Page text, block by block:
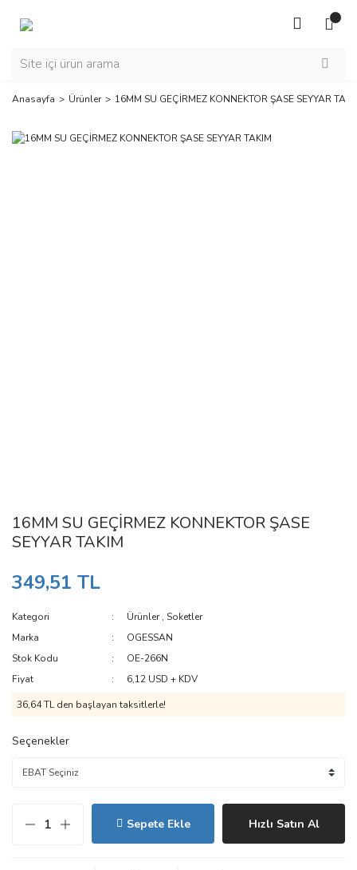
Anasayfa Ürünler 16MM SU GEÇİRMEZ KONNEKTOR ŞASE SEYYAR
16MM SU GEÇİRMEZ KONNEKTOR ŞASE
SEYYAR TAKIM
349,51 TL
Kategori Ürünler,Soketler
Marka
OGESSAN
Stok Kodu
OE-266N
Fiyat
6,12 USD + KDV
36,64 TL den başlayan taksitlerle!
Seçenekler
Sepete Ekle Hızlı Satın Al